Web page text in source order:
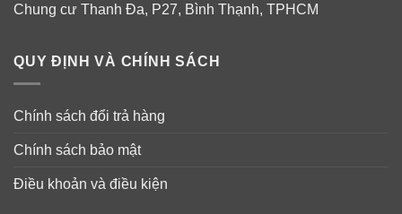
Chung cư Thanh Đa, P27, Bình Thạnh, TPHCM
QUY ĐỊNH VÀ CHÍNH SÁCH
Chính sách đổi trả hàng
Chính sách bảo mật
Điều khoản và điều kiện